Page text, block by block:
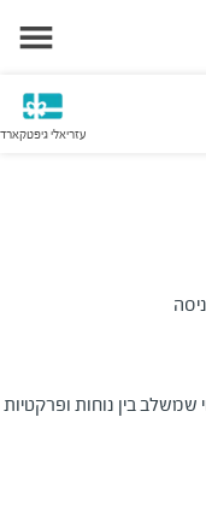
עזריאלי גיפטקארד
שמשלב בין נוחות ופרקטיות